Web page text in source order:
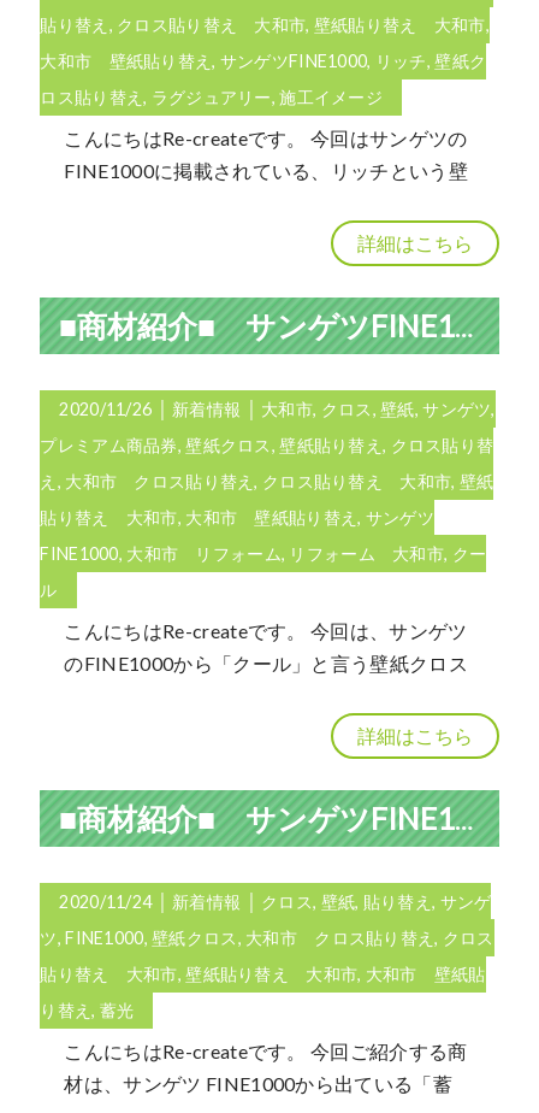
貼り替え , クロス貼り替え 大和市, 壁紙貼り替え 大和市,
大和市 壁紙貼り替え, サンゲツFINE1000, リッチ,壁紙ク
ロス貼り替え, ラグジュアリー,施工イメージ
こんにちはRe-createです。 今回はサンゲツの
FINE1000に掲載されている、リッチという壁
詳細はこちら
■商材紹介■ サンゲツFINE1000 「クール」の壁紙クロスについて
2020/11/26 新着情報 大和市, クロス,壁紙,サンゲツ,
プレミアム商品券,壁紙クロス,壁紙貼り替え, クロス貼り替
え , 大和市 クロス貼り替え, クロス貼り替え 大和市, 壁紙
貼り替え 大和市, 大和市 壁紙貼り替え, サンゲツ
FINE1000, 大和市 リフォーム, リフォーム 大和市, クー
ル
こんにちはRe-createです。 今回は、サンゲツ
のFINE1000から「クール」と言う壁紙クロス
詳細はこちら
■商材紹介■ サンゲツFINE1000 蓄光クロスについて
2020/11/24│ 新着情報 クロス, 壁紙, 貼り替え , サンゲ
ツ,FINE1000,壁紙クロス, 大和市 クロス貼り替え, クロス
貼り替え 大和市,壁紙貼り替え 大和市, 大和市 壁紙貼
り替え, 蓄光
こんにちはRe-createです。 今回ご紹介する商
材は、サンゲツ FINE1000から出ている「蓄